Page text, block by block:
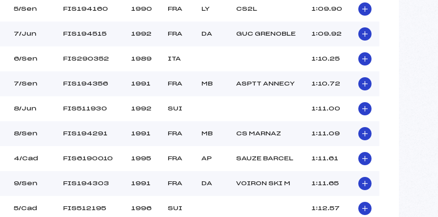
5/Sen FIS194160 1990 FRA LY CS2L 1:09.90
7/Jun FIS194515 1992 FRA DA GUC GRENOBLE 1:09.92
6/Sen FIS290352 1989 ITA 1:10.25
7/Sen FIS194356 1991 FRA MB ASPTT ANNECY 1:10.72
8/Jun FIS511930 1992 SUI 1:11.00
8/Sen FIS194291 1991 FRA MB CS MARNAZ 1:11.09
4/Cad FIS6190010 1995 FRA AP SAUZE BARCEL 1:11.61
9/Sen FIS194303 1991 FRA DA VOIRON SKI M 1:11.65
5/Cad FIS512195 1996 SUI 1:12.57